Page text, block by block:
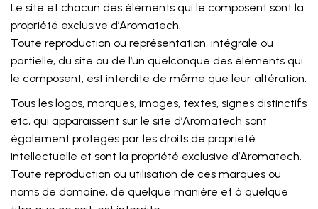
Le site et chacun des éléments qui le composent sont la
propriété exclusive d’Aromatech.
Toute reproduction ou représentation, intégrale ou
partielle, du site ou de l’un quelconque des éléments qui
le composent, est interdite de même que leur altération.
Tous les logos, marques, images, textes, signes distinctifs
etc, qui apparaissent sur le site d’Aromatech sont
également protégés par les droits de propriété
intellectuelle et sont la propriété exclusive d’Aromatech.
Toute reproduction ou utilisation de ces marques ou
noms de domaine, de quelque manière et à quelque